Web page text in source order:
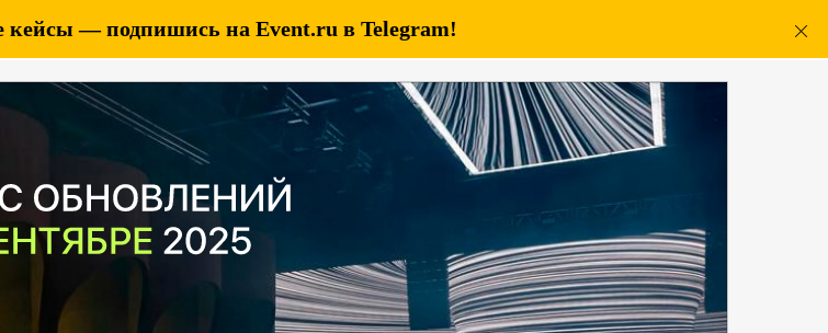
— подпишись на Event.ru в Telegram!